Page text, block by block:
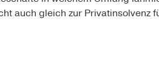
auch gleich zur Privatinsolvenz